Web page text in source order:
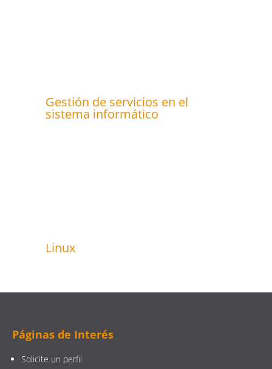
Gestión de servicios en el
sistema informático
Linux
Páginas de Interés
Solicite un perfil